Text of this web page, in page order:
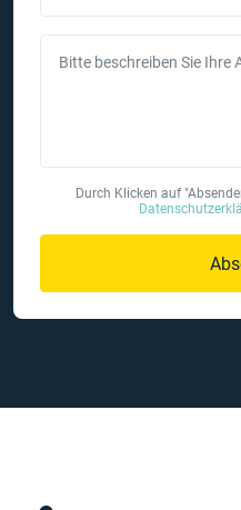
Bitte beschreiben Sie Ihre
Durch Klicken auf